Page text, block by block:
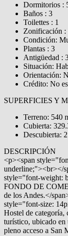
Dormitorios :
Baños : 3
Toilettes : 1
Zonificación :
Condición:
Plantas : 3
Antigüedad :
Situación:
Orientación:
Crédito: No
SUPERFICIES Y
Terreno: 540
Cubierta:
Descubierta:
DESCRIPCIÓN
<p><span
underline;"><br></
style="font-weight:
FONDO DE
de los Andes.</
style="font-size:
Hostel de categoría,
turístico, ubicado en
pleno acceso a San